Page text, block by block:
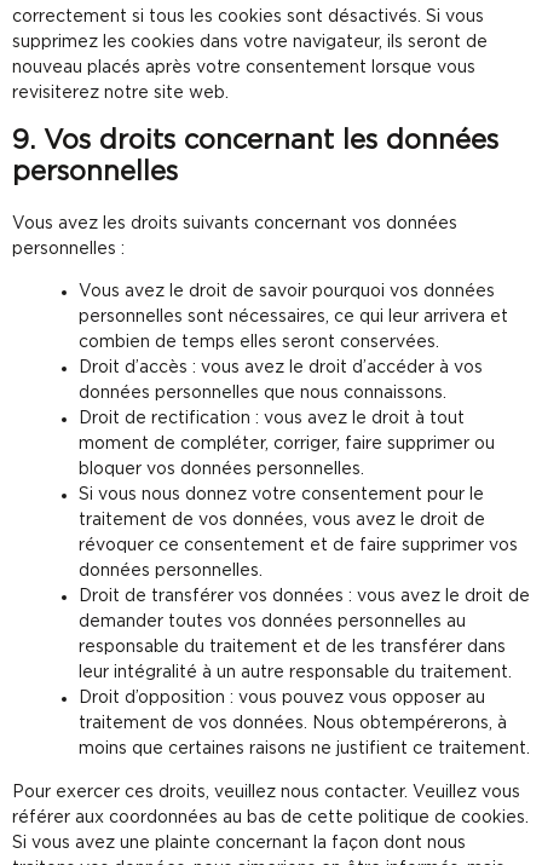
correctement si tous les cookies sont désactivés. Si vous
supprimez les cookies dans votre navigateur, ils seront de
nouveau placés après votre consentement lorsque vous
revisiterez notre site web.
9. Vos droits concernant les données
personnelles
Vous avez les droits suivants concernant vos données
personnelles :
Vous avez le droit de savoir pourquoi vos données
personnelles sont nécessaires, ce qui leur arrivera et
combien de temps elles seront conservées.
Droit d’accès : vous avez le droit d’accéder à vos
données personnelles que nous connaissons.
Droit de rectification : vous avez le droit à tout
moment de compléter, corriger, faire supprimer ou
bloquer vos données personnelles.
Si vous nous donnez votre consentement pour le
traitement de vos données, vous avez le droit de
révoquer ce consentement et de faire supprimer vos
données personnelles.
Droit de transférer vos données : vous avez le droit de
demander toutes vos données personnelles au
responsable du traitement et de les transférer dans
leur intégralité à un autre responsable du traitement.
Droit d’opposition : vous pouvez vous opposer au
traitement de vos données. Nous obtempérerons, à
moins que certaines raisons ne justifient ce traitement.
Pour exercer ces droits, veuillez nous contacter. Veuillez vous
référer aux coordonnées au bas de cette politique de cookies.
Si vous avez une plainte concernant la façon dont nous